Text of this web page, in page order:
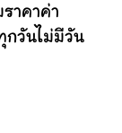
าคาค่า
กวันไม่มีวัน